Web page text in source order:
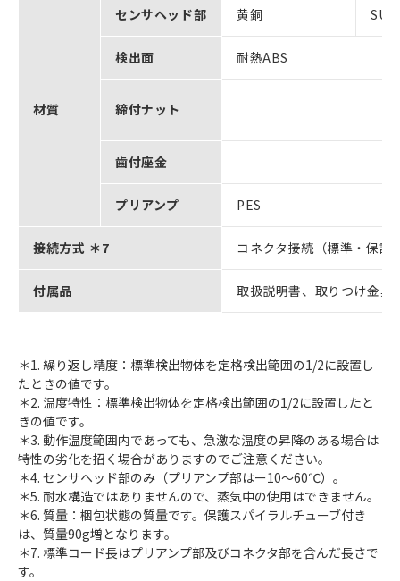
材質
センサヘッド部 黄銅 SUS
検出面 耐熱ABS
締付ナット
歯付座金
プリアンプ PES
接続方式 ＊7 コネクタ接続（標準・保
付属品 取扱説明書、取りつけ金具
＊1. 繰り返し精度：標準検出物体を定格検出範囲の1/2に設置し
たときの値です。
＊2. 温度特性：標準検出物体を定格検出範囲の1/2に設置したと
きの値です。
＊3. 動作温度範囲内であっても、急激な温度の昇降のある場合は
特性の劣化を招く場合がありますのでご注意ください。
＊4. センサヘッド部のみ（プリアンプ部はー10～60℃）。
＊5. 耐水構造ではありませんので、蒸気中の使用はできません。
＊6. 質量：梱包状態の質量です。保護スパイラルチューブ付き
は、質量90g増となります。
＊7. 標準コード長はプリアンプ部及びコネクタ部を含んだ長さで
す。